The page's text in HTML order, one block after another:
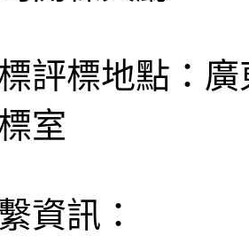
評標地點：
室
資訊：